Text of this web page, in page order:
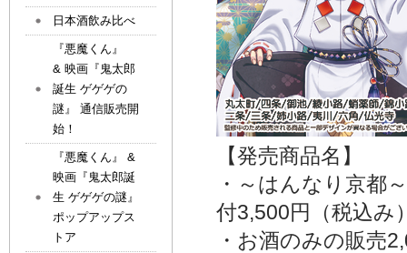
【発売商品名】
・～はんなり京都
付3,500円（税込み
・お酒のみの販売
日本酒飲み比べ
『悪魔くん』
& 映画『鬼太郎
誕生 ゲゲゲの
謎』 通信販売開
始！
『悪魔くん』 &
映画『鬼太郎誕
生 ゲゲゲの謎』
ポップアップス
トア